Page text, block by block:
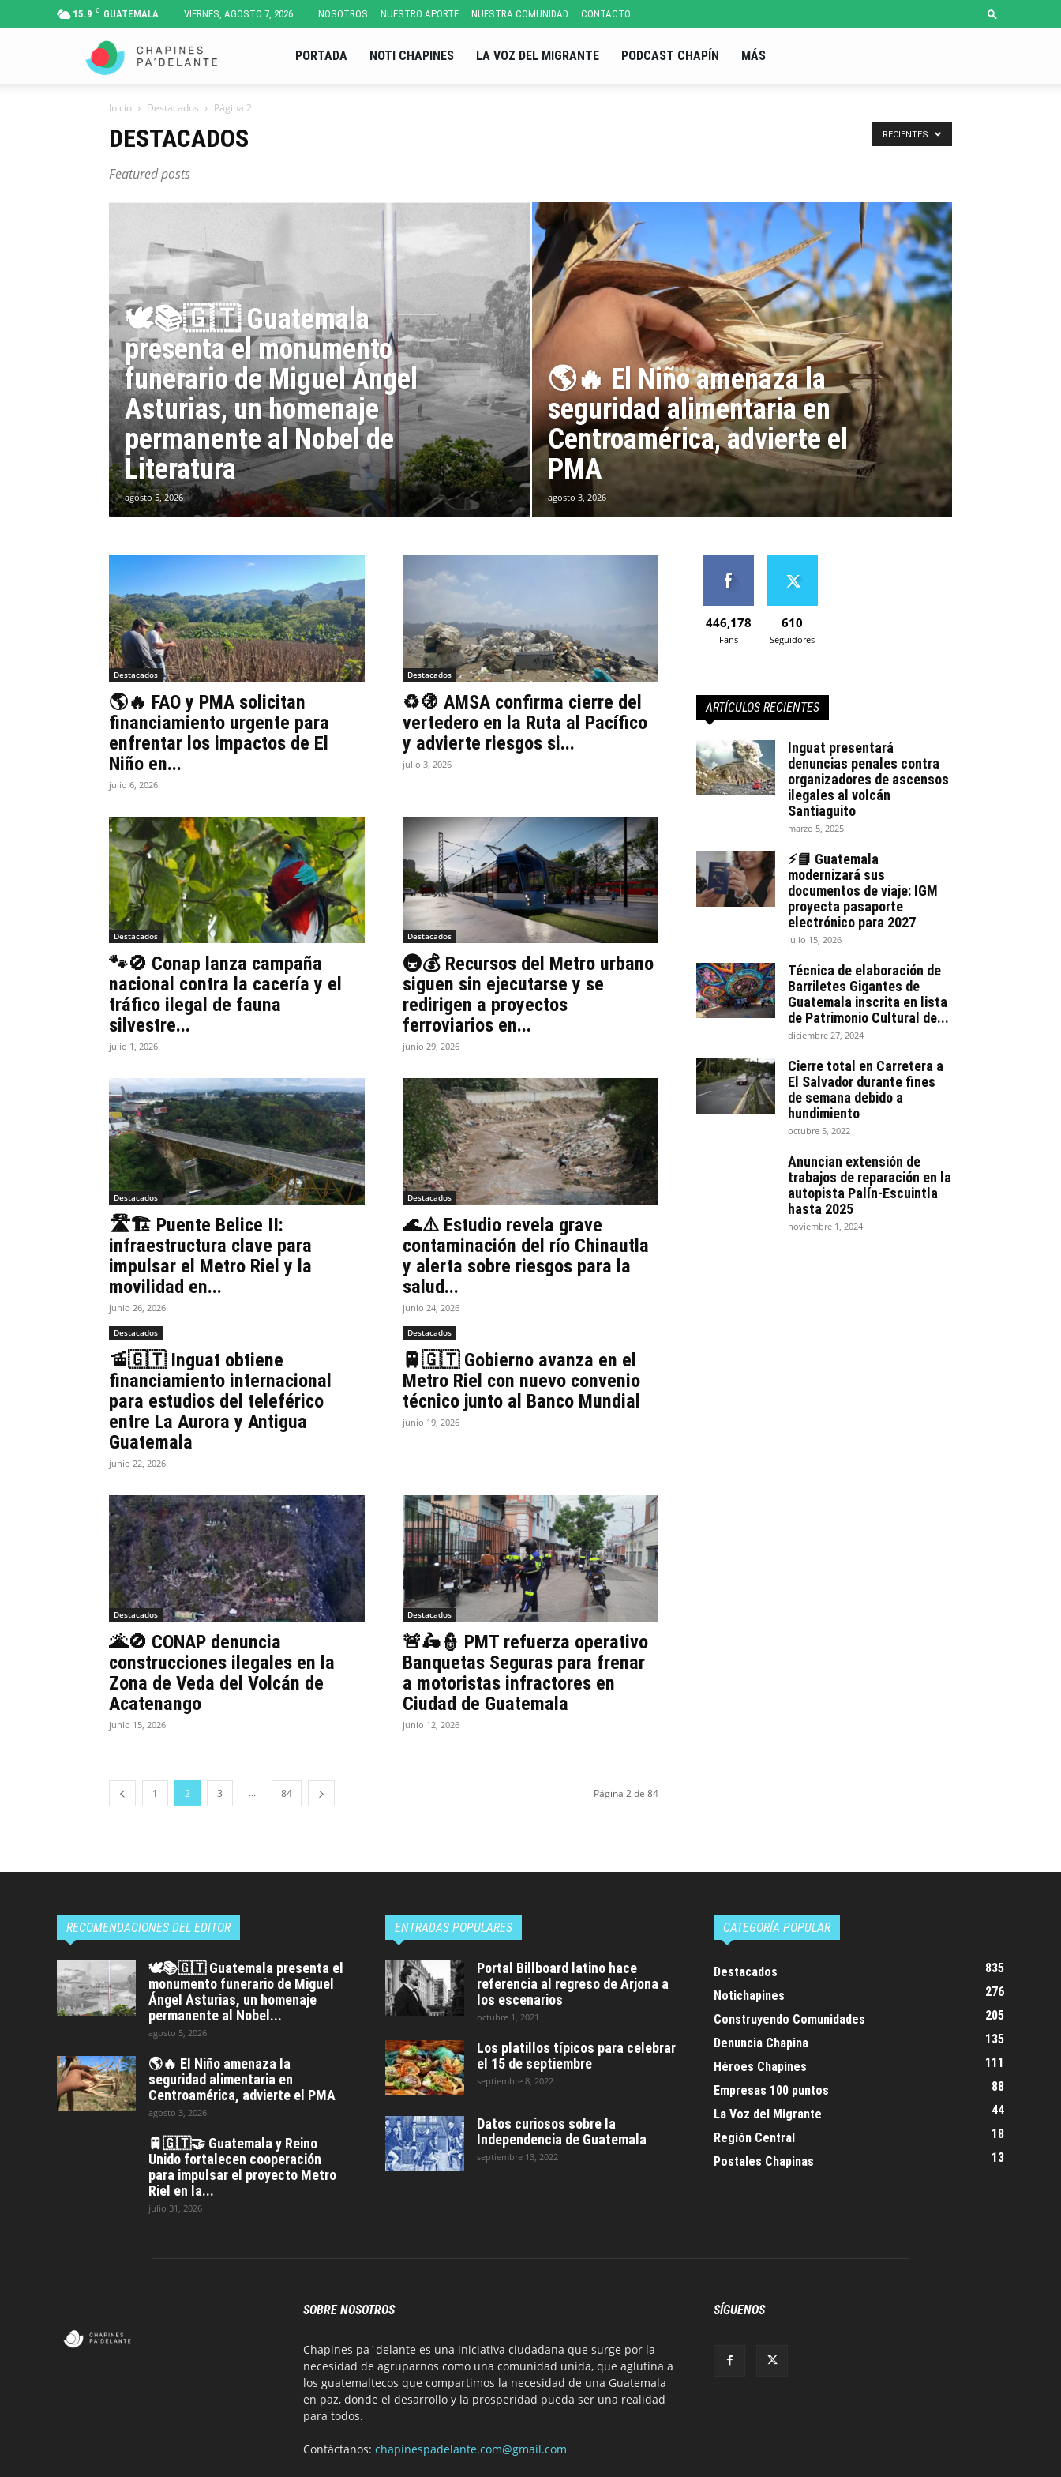
15.9 C GUATEMALA VIERNES, AGOSTO 7, 2026 NOSOTROS NUESTRO APORTE NUESTRA COMUNIDAD CONTACTO
Pa'
PORTADA NOTI CHAPINES LA VOZ DEL MIGRANTE PODCAST CHAPÍN MÁS
Inicio Destacados Página 2
DESTACADOS
Featured posts
RECIENTES
🕊️📚🇬🇹 Guatemala
presenta el monumento
funerario de Miguel Ángel
Asturias, un homenaje
permanente al Nobel de
Literatura
agosto 5, 2026
🌎🔥 El Niño amenaza la
seguridad alimentaria en
Centroamérica, advierte el
PMA
agosto 3, 2026
Destacados
🌎🔥 FAO y PMA solicitan
financiamiento urgente para
enfrentar los impactos de El
Niño en...
julio 6, 2026
Destacados
♻️🚯 AMSA confirma cierre del
vertedero en la Ruta al Pacífico
y advierte riesgos si...
julio 3, 2026
Destacados
🐾🚫 Conap lanza campaña
nacional contra la cacería y el
tráfico ilegal de fauna
silvestre...
julio 1, 2026
Destacados
🚇💰 Recursos del Metro urbano
siguen sin ejecutarse y se
redirigen a proyectos
ferroviarios en...
junio 29, 2026
Destacados
🛣️🏗️ Puente Belice II:
infraestructura clave para
impulsar el Metro Riel y la
movilidad en...
junio 26, 2026
Destacados
🌊⚠️ Estudio revela grave
contaminación del río Chinautla
y alerta sobre riesgos para la
salud...
junio 24, 2026
Destacados
🚡🇬🇹 Inguat obtiene
financiamiento internacional
para estudios del teleférico
entre La Aurora y Antigua
Guatemala
junio 22, 2026
Destacados
🚆🇬🇹 Gobierno avanza en el
Metro Riel con nuevo convenio
técnico junto al Banco Mundial
junio 19, 2026
Destacados
🌋🚫 CONAP denuncia
construcciones ilegales en la
Zona de Veda del Volcán de
Acatenango
junio 15, 2026
Destacados
🚨🛵👮 PMT refuerza operativo
Banquetas Seguras para frenar
a motoristas infractores en
Ciudad de Guatemala
junio 12, 2026
1 2 3 ... 84 Página 2 de 84
446,178
Fans
610
Seguidores
ARTÍCULOS RECIENTES
Inguat presentará
denuncias penales contra
organizadores de ascensos
ilegales al volcán
Santiaguito
marzo 5, 2025
⚡📘 Guatemala
modernizará sus
documentos de viaje: IGM
proyecta pasaporte
electrónico para 2027
julio 15, 2026
Técnica de elaboración de
Barriletes Gigantes de
Guatemala inscrita en lista
de Patrimonio Cultural de...
diciembre 27, 2024
Cierre total en Carretera a
El Salvador durante fines
de semana debido a
hundimiento
octubre 5, 2022
Anuncian extensión de
trabajos de reparación en la
autopista Palín-Escuintla
hasta 2025
noviembre 1, 2024
RECOMENDACIONES DEL EDITOR
🕊️📚🇬🇹 Guatemala presenta el
monumento funerario de Miguel
Ángel Asturias, un homenaje
permanente al Nobel...
agosto 5, 2026
🌎🔥 El Niño amenaza la
seguridad alimentaria en
Centroamérica, advierte el PMA
agosto 3, 2026
🚆🇬🇹🤝 Guatemala y Reino
Unido fortalecen cooperación
para impulsar el proyecto Metro
Riel en la...
julio 31, 2026
ENTRADAS POPULARES
Portal Billboard latino hace
referencia al regreso de Arjona a
los escenarios
octubre 1, 2021
Los platillos típicos para celebrar
el 15 de septiembre
septiembre 8, 2022
Datos curiosos sobre la
Independencia de Guatemala
septiembre 13, 2022
CATEGORÍA POPULAR
Destacados
835
Notichapines
276
Construyendo Comunidades
205
Denuncia Chapina
135
Héroes Chapines
111
Empresas 100 puntos
88
La Voz del Migrante
44
Región Central
18
Postales Chapinas
13
SOBRE NOSOTROS
Chapines pa´delante es una iniciativa ciudadana que surge por la
necesidad de agruparnos como una comunidad unida, que aglutina a
los guatemaltecos que compartimos la necesidad de una Guatemala
en paz, donde el desarrollo y la prosperidad pueda ser una realidad
para todos.
Contáctanos: chapinespadelante.com@gmail.com
SÍGUENOS